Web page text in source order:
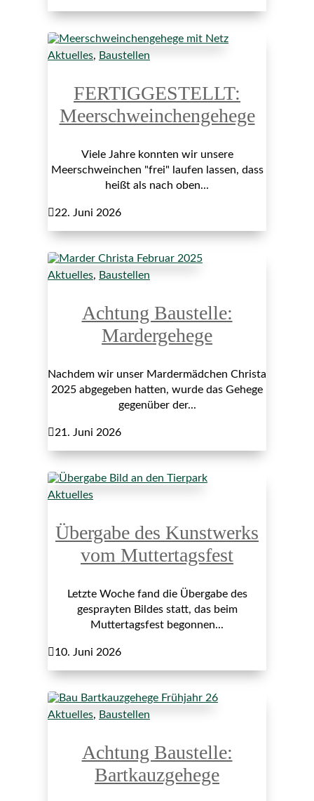
Aktuelles, Baustellen
FERTIGGESTELLT:
Meerschweinchengehege
Viele Jahre konnten wir unsere
Meerschweinchen "frei" laufen lassen, dass
heißt als nach oben...
22. Juni 2026
Aktuelles, Baustellen
Achtung Baustelle:
Mardergehege
Nachdem wir unser Mardermädchen Christa
2025 abgegeben hatten, wurde das Gehege
gegenüber der...
21. Juni 2026
Aktuelles
Übergabe des Kunstwerks
vom Muttertagsfest
Letzte Woche fand die Übergabe des
gesprayten Bildes statt, das beim
Muttertagsfest begonnen...
10. Juni 2026
Aktuelles, Baustellen
Achtung Baustelle:
Bartkauzgehege